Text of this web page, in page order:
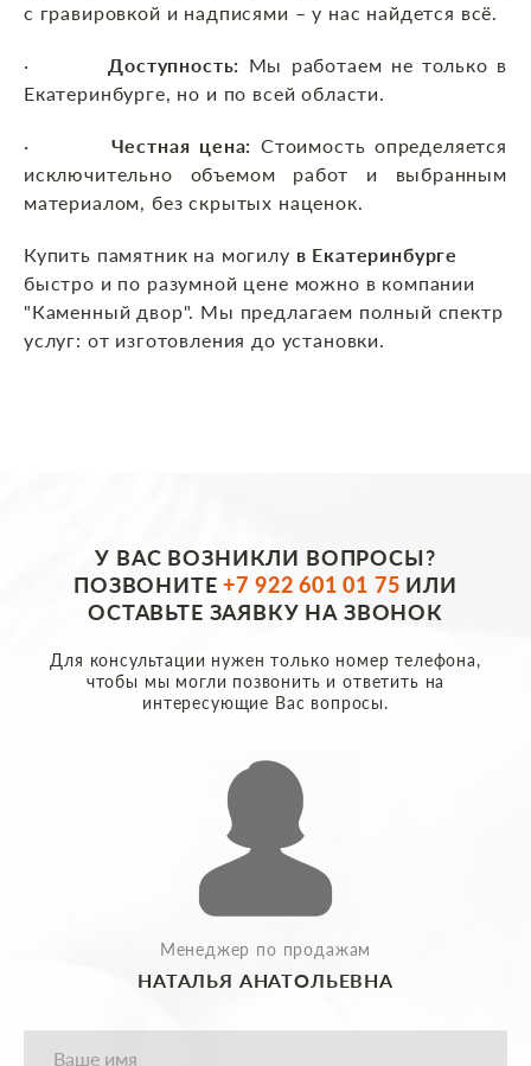
с гравировкой и надписями – у нас найдется всё.
· Доступность: Мы работаем не только в
Екатеринбурге, но и по всей области.
· Честная цена: Стоимость определяется
исключительно объемом работ и выбранным
материалом, без скрытых наценок.
Купить памятник на могилу в Екатеринбурге
быстро и по разумной цене можно в компании
"Каменный двор". Мы предлагаем полный спектр
услуг: от изготовления до установки.
У ВАС ВОЗНИКЛИ ВОПРОСЫ?
ПОЗВОНИТЕ+7 922 601 01 75 ИЛИ
ОСТАВЬТЕ ЗАЯВКУ НА ЗВОНОК
Для консультации нужен только номер телефона,
чтобы мы могли позвонить и ответить на
интересующие Вас вопросы.
Менеджер по продажам
НАТАЛЬЯ АНАТОЛЬЕВНА